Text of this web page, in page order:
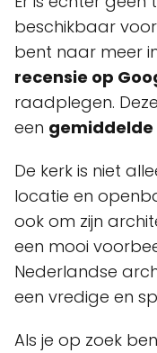
beschikbaar voor
bent naar meer
recensie op
raadplegen.
een
De kerk is niet
locatie en
ook om zijn
een mooi
Nederlandse
een vredige en
Als je op zoek